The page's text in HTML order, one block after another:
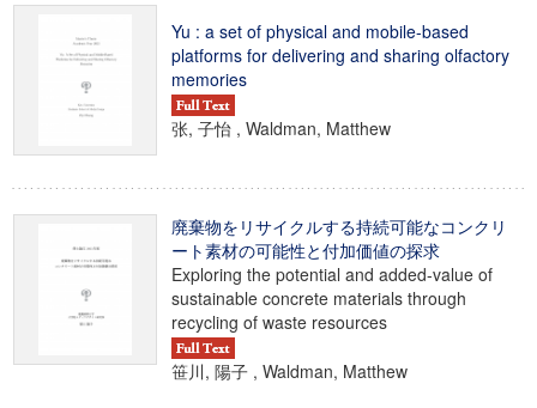
Yu : a set of physical and mobile-based
platforms for delivering and sharing olfactory
memories
张, 子怡 , Waldman, Matthew
廃棄物をリサイクルする持続可能なコンクリ
ート素材の可能性と付加価値の探求
Exploring the potential and added-value of
sustainable concrete materials through
recycling of waste resources
笹川, 陽子 , Waldman, Matthew